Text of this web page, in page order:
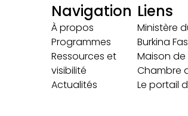
Navigation
À propos
Programmes
Ressources et
visibilité
Actualités
Liens
Ministère
Burkina
Maison de
Chambre
Le portail